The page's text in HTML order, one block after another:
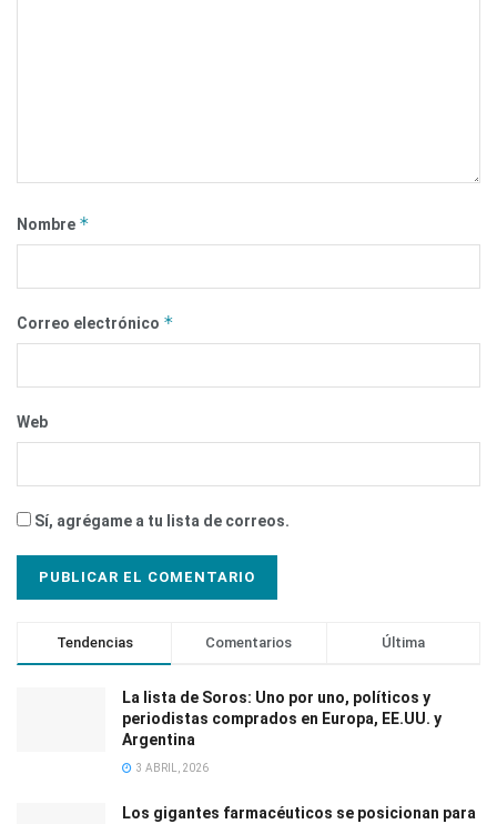
Nombre *
Correo electrónico *
Web
Sí, agrégame a tu lista de correos.
Tendencias Comentarios Última
La lista de Soros: Uno por uno, políticos y
periodistas comprados en Europa, EE.UU. y
Argentina
3 ABRIL, 2026
Los gigantes farmacéuticos se posicionan para